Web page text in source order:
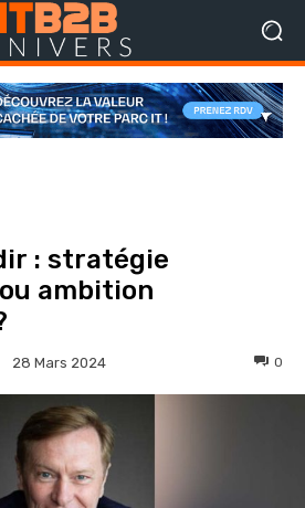
: stratégie
ambition
28 Mars 2024 0